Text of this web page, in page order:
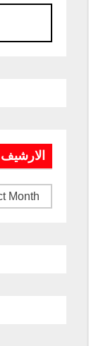
الارشيف